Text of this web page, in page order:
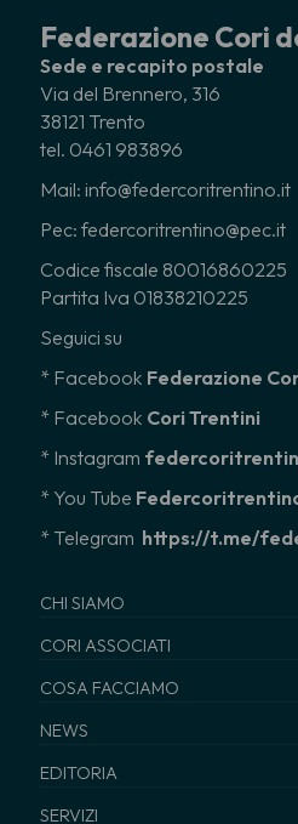
Federazione Cori
Sede e recapito postale
Via del Brennero, 316
38121 Trento
tel. 0461 983896
Mail: info@federcoritrentino.it
Pec: federcoritrentino@pec.it
Codice fiscale 80016860225
Partita Iva 01838210225
Seguici su
* Facebook Federazione
* Facebook Cori Trentini
* Instagram
* You Tube
* Telegram https://t.me/
CHI SIAMO
CORI ASSOCIATI
COSA FACCIAMO
NEWS
EDITORIA
SERVIZI